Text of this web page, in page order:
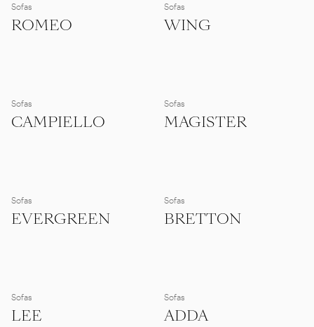
Sofas
ROMEO
Sofas
WING
Sofas
CAMPIELLO
Sofas
MAGISTER
Sofas
EVERGREEN
Sofas
BRETTON
Sofas
LEE
Sofas
ADDA